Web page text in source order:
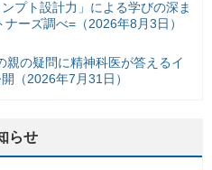
プト設計力」による学びの深ま
ーズ調べ=（2026年8月3日）
親の疑問に精神科医が答えるイ
（2026年7月31日）
らせ